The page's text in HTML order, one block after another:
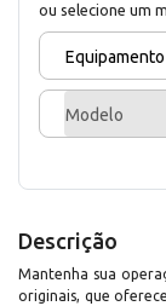
ou selecione um
Equipamento
Modelo
Descrição
Mantenha sua
originais, que